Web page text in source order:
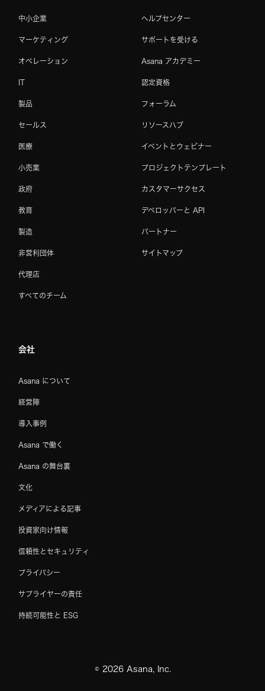
中小企業
マーケティング
オペレーション
IT
製品
セールス
医療
小売業
政府
教育
製造
非営利団体
代理店
すべてのチーム
ヘルプセンター
サポートを受ける
Asana アカデミー
認定資格
フォーラム
リソースハブ
イベントとウェビナー
プロジェクトテンプレート
カスタマーサクセス
デベロッパーと API
パートナー
サイトマップ
会社
Asana について
経営陣
導入事例
Asana で働く
Asana の舞台裏
文化
メディアによる記事
投資家向け情報
信頼性とセキュリティ
プライバシー
サプライヤーの責任
持続可能性と ESG
© 2026Asana, Inc.